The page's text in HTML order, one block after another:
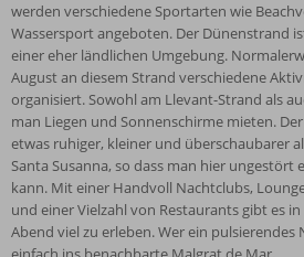
werden verschiedene Sportarten wie
Wassersport angeboten. Der Dünenstrand
einer eher ländlichen Umgebung.
August an diesem Strand verschiedene
organisiert. Sowohl am Llevant-Strand als
man Liegen und Sonnenschirme mieten.
etwas ruhiger, kleiner und überschaubarer
Santa Susanna, so dass man hier ungestört
kann. Mit einer Handvoll Nachtclubs,
und einer Vielzahl von Restaurants gibt es
Abend viel zu erleben. Wer ein